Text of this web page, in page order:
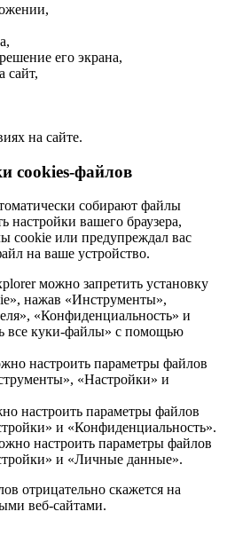
его экрана,
сайт,
на сайте.
cookies-файлов
собирают файлы
вашего браузера,
cookie или предупреждал вас
на ваше устройство.
можно запретить установку
нажав «Инструменты»,
«Конфиденциальность» и
все куки-файлы» с помощью
настроить параметры файлов
«Настройки» и
настроить параметры файлов
и «Конфиденциальность».
настроить параметры файлов
и «Личные данные».
отрицательно скажется на
веб-сайтами.